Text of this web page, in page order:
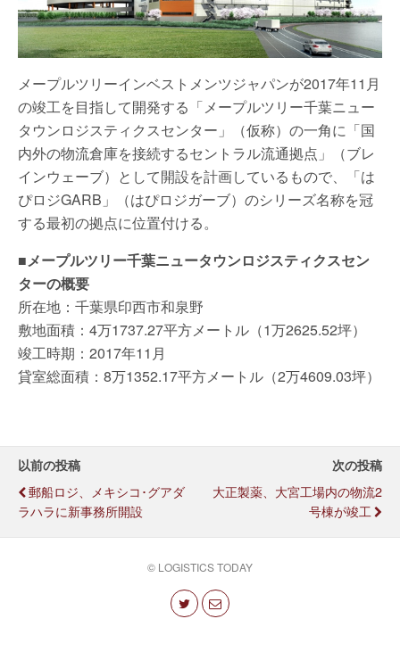
メープルツリーインベストメンツジャパンが2017年11月
の竣工を目指して開発する「メープルツリー千葉ニュー
タウンロジスティクスセンター」（仮称）の一角に「国
内外の物流倉庫を接続するセントラル流通拠点」（ブレ
インウェーブ）として開設を計画しているもので、「は
ぴロジGARB」（はぴロジガーブ）のシリーズ名称を冠
する最初の拠点に位置付ける。
■メープルツリー千葉ニュータウンロジスティクスセン
ターの概要
所在地：千葉県印西市和泉野
敷地面積：4万1737.27平方メートル（1万2625.52坪）
竣工時期：2017年11月
貸室総面積：8万1352.17平方メートル（2万4609.03坪）
以前の投稿
郵船ロジ、メキシコ･グアダ
ラハラに新事務所開設
次の投稿
大正製薬、大宮工場内の物流2
号棟が竣工
© LOGISTICS TODAY